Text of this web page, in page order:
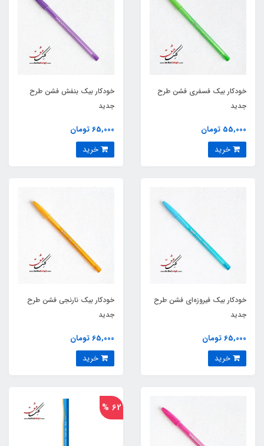
خودکار بیک فسفری فشن طرح
جدید
55,000 تومان
خودکار بیک بنفش فشن طرح
جدید
65,000 تومان
خودکار بیک فیروزه‌ای فشن طرح
جدید
65,000 تومان
خودکار بیک نارنجی فشن طرح
جدید
65,000 تومان
62 %